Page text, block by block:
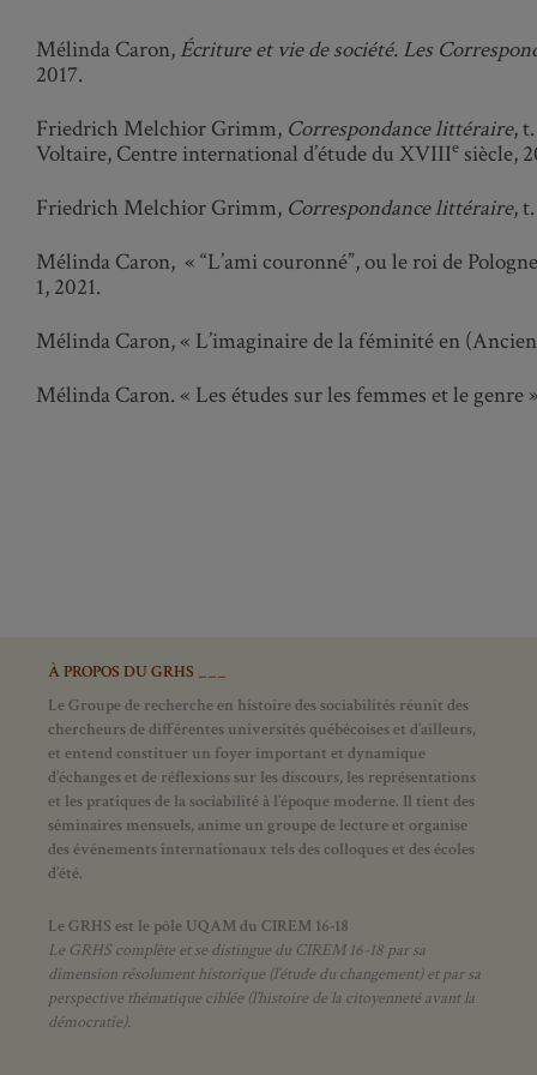
Mélinda Caron, Écriture et vie de société. Les
2017.
Friedrich Melchior Grimm, Correspondance littéraire,
Voltaire, Centre international d’étude du XVIIIe siècle,
Friedrich Melchior Grimm, Correspondance littéraire,
Mélinda Caron, « “L’ami couronné”, ou le roi de
1, 2021.
Mélinda Caron, « L’imaginaire de la féminité en
Mélinda Caron. « Les études sur les femmes et le genre
À PROPOS DU GRHS ___
Le Groupe de recherche en histoire des sociabilités réunit des
chercheurs de différentes universités québécoises et d’ailleurs,
et entend constituer un foyer important et dynamique
d’échanges et de réflexions sur les discours, les représentations
et les pratiques de la sociabilité à l’époque moderne. Il tient des
séminaires mensuels, anime un groupe de lecture et organise
des événements internationaux tels des colloques et des écoles
d’été.
Le GRHS est le pôle UQAM du CIREM 16-18
Le GRHS complète et se distingue du CIREM 16-18 par sa
dimension résolument historique (l’étude du changement) et par sa
perspective thématique ciblée (l’histoire de la citoyenneté avant la
démocratie).